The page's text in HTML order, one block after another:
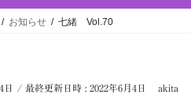
お知らせ 七緒 Vol.70
日 / 最終更新日時 : 2022年6月4日 akita